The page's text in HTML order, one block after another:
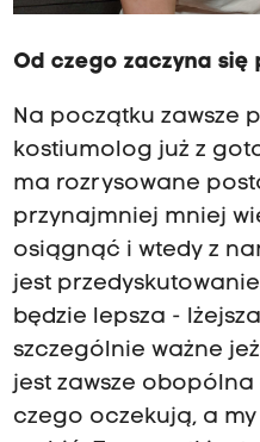
Od czego zaczyna
Na początku zawsze
kostiumolog już z
ma rozrysowane
przynajmniej mniej
osiągnąć i wtedy z
jest
będzie lepsza -
szczególnie ważne
jest zawsze
czego oczekują, a